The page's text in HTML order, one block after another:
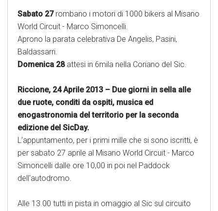
Sabato 27rombano i motori di 1000 bikers al Misano
World Circuit - Marco Simoncelli.
Aprono la parata celebrativa De Angelis, Pasini,
Baldassarri.
Domenica 28attesi in 6mila nella Coriano del Sic.
Riccione, 24 Aprile 2013 – Due giorni in sella alle
due ruote, conditi da ospiti, musica ed
enogastronomia del territorio per la seconda
edizione del SicDay.
L’appuntamento, per i primi mille che si sono iscritti, è
per sabato 27 aprile al Misano World Circuit - Marco
Simoncelli dalle ore 10,00 in poi nel Paddock
dell'autodromo.
Alle 13.00 tutti in pista in omaggio al Sic sul circuito